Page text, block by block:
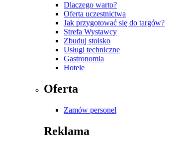
Dlaczego warto?
Oferta uczestnictwa
Jak przygotować się do targów?
Strefa Wystawcy
Zbuduj stoisko
Usługi techniczne
Gastronomia
Hotele
Oferta
Zamów personel
Reklama